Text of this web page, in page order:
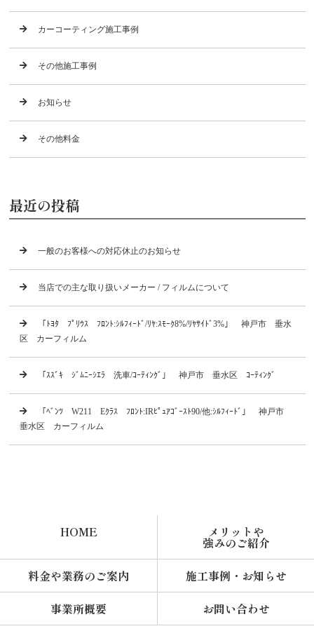
カーコーティング施工事例
その他施工事例
お知らせ
その他料金
最近の投稿
一般のお客様への対応休止のお知らせ
当店での主な取り扱いメーカー / フィルムについて
「ﾄﾖﾀ ﾌﾟﾘｳｽ ﾌﾛﾝﾄ:ｼﾙﾌｨｰﾄﾞ/ﾘﾔ:ｽﾓｰｸ8%/ﾘﾔｻｲﾄﾞ3%」 神戸市 垂水
区 カーフィルム
「ｽｽﾞｷ ｼﾞﾑﾆｰｼｴﾗ 洗車/ｺｰﾃｨﾝｸﾞ」 神戸市 垂水区 ｺｰﾃｨﾝｸﾞ
「ﾍﾞﾝﾂ W211 Eｸﾗｽ ﾌﾛﾝﾄ:IRﾋﾟｭｱｺﾞｰｽﾄ90/他:ｼﾙﾌｨｰﾄﾞ」 神戸市
垂水区 カーフィルム
HOME メリットや
強みのご紹介
料金や業務のご案内
施工事例・お知らせ
事業所概要
お問い合わせ